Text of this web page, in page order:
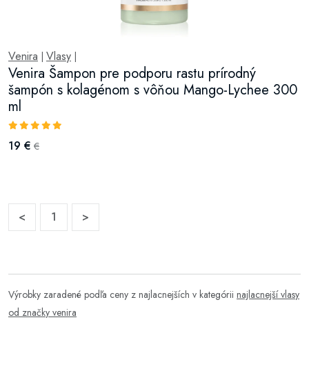
Venira Vlasy
Venira Šampon pre podporu rastu prírodný
šampón s kolagénom s vôňou Mango-Lychee 300
ml
19 € €
< 1 >
Výrobky zaradené podľa ceny z najlacnejších v kategórii najlacnejší vlasy
od značky venira